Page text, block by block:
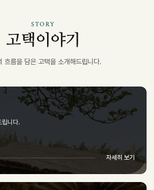
STORY
고택이야기
흐름을 담은 고택을 소개해드립니다.
립니다.
자세히 보기